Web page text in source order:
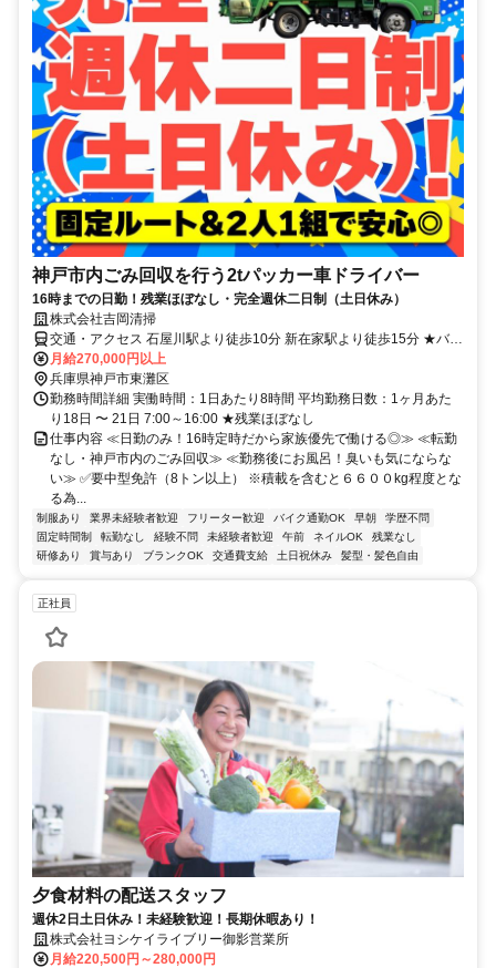
神戸市内ごみ回収を行う2tパッカー車ドライバー
16時までの日勤！残業ほぼなし・完全週休二日制（土日休み）
株式会社吉岡清掃
交通・アクセス 石屋川駅より徒歩10分 新在家駅より徒歩15分 ★バイ
ク・自転車・自動車通勤OK
月給270,000円以上
兵庫県神戸市東灘区
勤務時間詳細 実働時間：1日あたり8時間 平均勤務日数：1ヶ月あた
り18日 〜 21日 7:00～16:00 ★残業ほぼなし
仕事内容 ≪日勤のみ！16時定時だから家族優先で働ける◎≫ ≪転勤
なし・神戸市内のごみ回収≫ ≪勤務後にお風呂！臭いも気にならな
い≫ ✅要中型免許（8トン以上） ※積載を含むと６６００kg程度とな
る為...
制服あり 業界未経験者歓迎 フリーター歓迎 バイク通勤OK 早朝
学歴不問
固定時間制
転勤なし 経験不問 未経験者歓迎 午前 ネイルOK
残業なし
研修あり
賞与あり ブランクOK 交通費支給 土日祝休み 髪型・髪色自由
正社員
夕食材料の配送スタッフ
週休2日土日休み！未経験歓迎！長期休暇あり！
株式会社ヨシケイライブリー御影営業所
月給220,500円～280,000円